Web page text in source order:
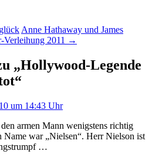
Anne Hathaway und James
Verleihung 2011 →
„Hollywood-Legende
“
um 14:43 Uhr
armen Mann wenigstens richtig
Name war „Nielsen“. Herr Nielson ist
…